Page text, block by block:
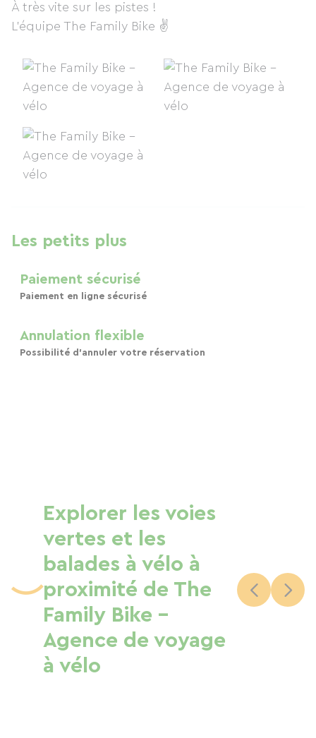
À très vite sur les pistes !
L'équipe The Family Bike ✌️
Les petits plus
Paiement sécurisé
Paiement en ligne sécurisé
Annulation flexible
Possibilité d'annuler votre réservation
Explorer les voies
vertes et les
balades à vélo à
proximité de The
Family Bike -
Agence de voyage
à vélo